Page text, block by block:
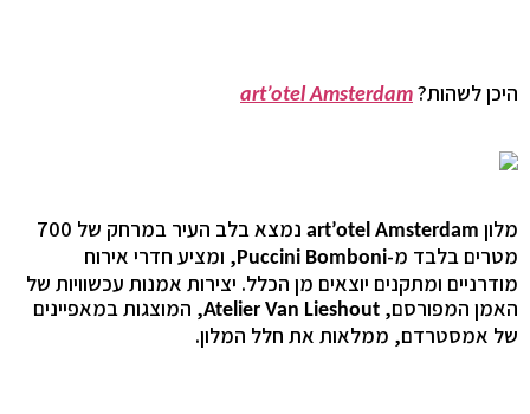
היכן לשהות? art’otel Amsterdam
מלון art’otel Amsterdam
נמצא בלב העיר במרחק של 700
מטרים בלבד מ-Puccini Bomboni, ומציע חדרי אירוח
מודרניים ומתקנים יוצאים מן הכלל. יצירות אמנות עכשוויות של
האמן המפורסם, Atelier Van Lieshout, המוצגות במאפיינים
של אמסטרדם, ממלאות את חלל המלון.